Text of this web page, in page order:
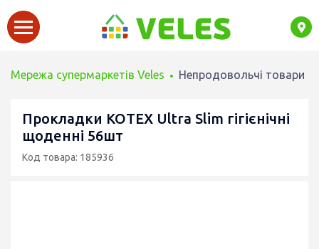
Мережа супермаркетів Veles Непродовольчі товари
Прокладки KOTEX Ultra Slim гігієнічні
щоденні 56шт
Код товара: 185936